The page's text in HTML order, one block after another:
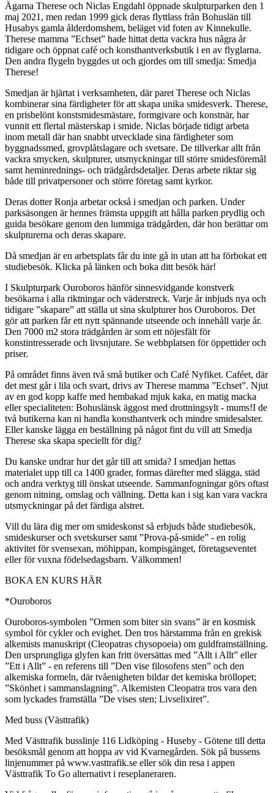
Ägarna Therese och Niclas Engdahl öppnade skulpturparken den 1
maj 2021, men redan 1999 gick deras flyttlass från Bohuslän till
Husabys gamla ålderdomshem, beläget vid foten av Kinnekulle.
Therese mamma ”Echset” hade hittat detta vackra hus några år
tidigare och öppnat café och konsthantverksbutik i en av flyglarna.
Den andra flygeln byggdes ut och gjordes om till smedja: Smedja
Therese!
Smedjan är hjärtat i verksamheten, där paret Therese och Niclas
kombinerar sina färdigheter för att skapa unika smidesverk. Therese,
en prisbelönt konstsmidesmästare, formgivare och konstnär, har
vunnit ett flertal mästerskap i smide. Niclas började tidigt arbeta
inom metall där han snabbt utvecklade sina färdigheter som
byggnadssmed, grovplåtslagare och svetsare. De tillverkar allt från
vackra smycken, skulpturer, utsmyckningar till större smidesföremål
samt heminrednings- och trädgårdsdetaljer. Deras arbete riktar sig
både till privatpersoner och större företag samt kyrkor.
Deras dotter Ronja arbetar också i smedjan och parken. Under
parksäsongen är hennes främsta uppgift att hålla parken prydlig och
guida besökare genom den lummiga trädgården, där hon berättar om
skulpturerna och deras skapare.
Då smedjan är en arbetsplats får du inte gå in utan att ha förbokat ett
studiebesök. Klicka på länken och boka ditt besök här!
I Skulpturpark Ouroboros hänför sinnesvidgande konstverk
besökarna i alla riktningar och väderstreck. Varje år inbjuds nya och
tidigare ”skapare” att ställa ut sina skulpturer hos Ouroboros. Det
gör att parken får ett nytt spännande utseende och innehåll varje år.
Den 7000 m2 stora trädgården är som ett nöjesfält för
konstintresserade och livsnjutare. Se webbplatsen för öppettider och
priser.
På området finns även två små butiker och Café Nyfiket. Caféet, där
det mest går i lila och svart, drivs av Therese mamma ”Echset”. Njut
av en god kopp kaffe med hembakad mjuk kaka, en matig macka
eller specialiteten: Bohuslänsk äggost med drottningsylt - mums!I de
två butikerna kan ni handla konsthantverk och mindre smidesalster.
Eller kanske lägga en beställning på något fint du vill att Smedja
Therese ska skapa speciellt för dig?
Du kanske undrar hur det går till att smida? I smedjan hettas
materialet upp till ca 1400 grader, formas därefter med slägga, städ
och andra verktyg till önskat utseende. Sammanfogningar görs oftast
genom nitning, omslag och vällning. Detta kan i sig kan vara vackra
utsmyckningar på det färdiga alstret.
Vill du lära dig mer om smideskonst så erbjuds både studiebesök,
smideskurser och svetskurser samt ”Prova-på-smide” - en rolig
aktivitet för svensexan, möhippan, kompisgänget, företagseventet
eller för vuxna födelsedagsbarn. Välkommen!
BOKA EN KURS HÄR
*Ouroboros
Ouroboros-symbolen ”Ormen som biter sin svans” är en kosmisk
symbol för cykler och evighet. Den tros härstamma från en grekisk
alkemists manuskript (Cleopatras chysopoeia) om guldframställning.
Den ursprungliga glyfen kan fritt översättas med ”Allt i Allt” eller
”Ett i Allt” - en referens till ”Den vise filosofens sten” och den
alkemiska formeln, där tvåenigheten bildar det kemiska bröllopet;
”Skönhet i sammanslagning”. Alkemisten Cleopatra tros vara den
som lyckades framställa ”De vises sten; Livselixiret”.
Med buss (Västtrafik)
Med Västtrafik busslinje 116 Lidköping - Huseby - Götene till detta
besöksmål genom att hoppa av vid Kvarnegården. Sök på bussens
linjenummer på www.vasttrafik.se eller sök din resa i appen
Västtrafik To Go alternativt i reseplaneraren.